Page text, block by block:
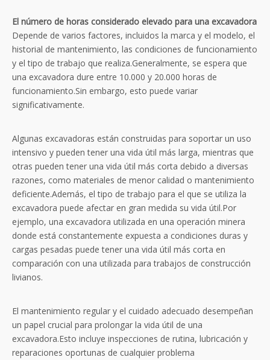
El número de horas considerado elevado para una excavadora
Depende de varios factores, incluidos la marca y el modelo, el
historial de mantenimiento, las condiciones de funcionamiento
y el tipo de trabajo que realiza.Generalmente, se espera que
una excavadora dure entre 10.000 y 20.000 horas de
funcionamiento.Sin embargo, esto puede variar
significativamente.
Algunas excavadoras están construidas para soportar un uso
intensivo y pueden tener una vida útil más larga, mientras que
otras pueden tener una vida útil más corta debido a diversas
razones, como materiales de menor calidad o mantenimiento
deficiente.Además, el tipo de trabajo para el que se utiliza la
excavadora puede afectar en gran medida su vida útil.Por
ejemplo, una excavadora utilizada en una operación minera
donde está constantemente expuesta a condiciones duras y
cargas pesadas puede tener una vida útil más corta en
comparación con una utilizada para trabajos de construcción
livianos.
El mantenimiento regular y el cuidado adecuado desempeñan
un papel crucial para prolongar la vida útil de una
excavadora.Esto incluye inspecciones de rutina, lubricación y
reparaciones oportunas de cualquier problema